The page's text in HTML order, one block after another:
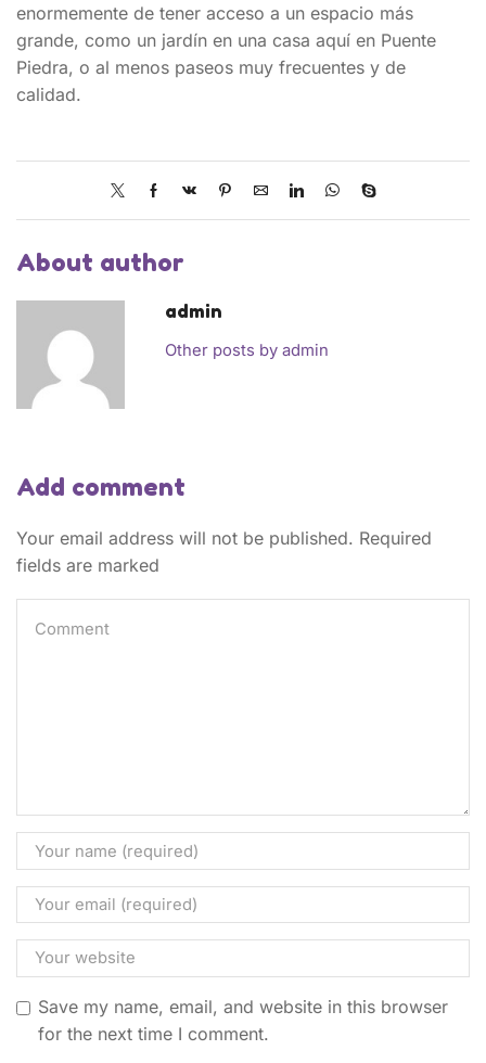
enormemente de tener acceso a un espacio más
grande, como un jardín en una casa aquí en Puente
Piedra, o al menos paseos muy frecuentes y de
calidad.
About author
admin
Other posts by admin
Add comment
Your email address will not be published. Required
fields are marked
Save my name, email, and website in this browser
for the next time I comment.